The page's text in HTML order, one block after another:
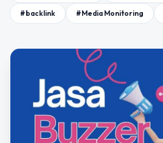
#backlink #Media Monitoring